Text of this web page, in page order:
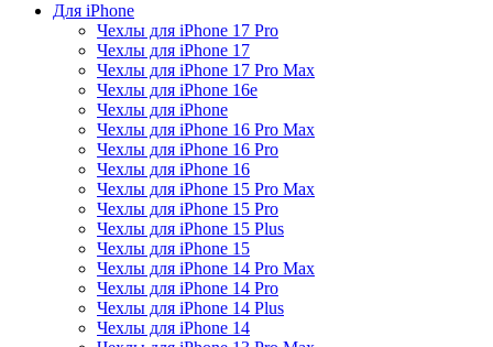
Для iPhone
Чехлы для iPhone 17 Pro
Чехлы для iPhone 17
Чехлы для iPhone 17 Pro Max
Чехлы для iPhone 16e
Чехлы для iPhone
Чехлы для iPhone 16 Pro Max
Чехлы для iPhone 16 Pro
Чехлы для iPhone 16
Чехлы для iPhone 15 Pro Max
Чехлы для iPhone 15 Pro
Чехлы для iPhone 15 Plus
Чехлы для iPhone 15
Чехлы для iPhone 14 Pro Max
Чехлы для iPhone 14 Pro
Чехлы для iPhone 14 Plus
Чехлы для iPhone 14